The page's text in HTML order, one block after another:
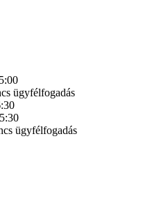
ügyfélfogadás
ügyfélfogadás